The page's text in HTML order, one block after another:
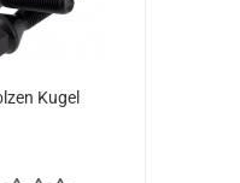
Kugel